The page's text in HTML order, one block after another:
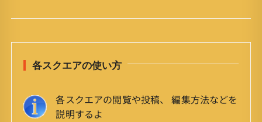
各スクエアの使い方
各スクエアの閲覧や投稿、 編集方法などを
説明するよ